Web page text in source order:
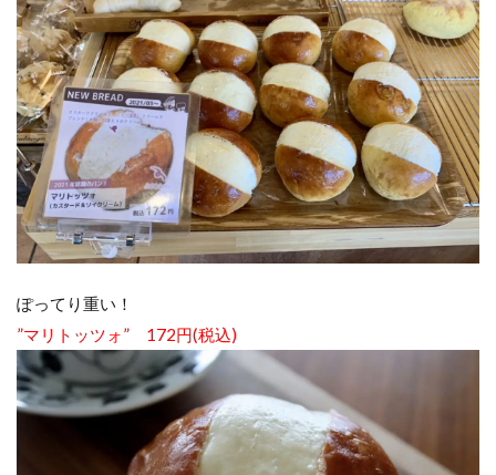
ぽってり重い！
”マリトッツォ” 172円(税込)